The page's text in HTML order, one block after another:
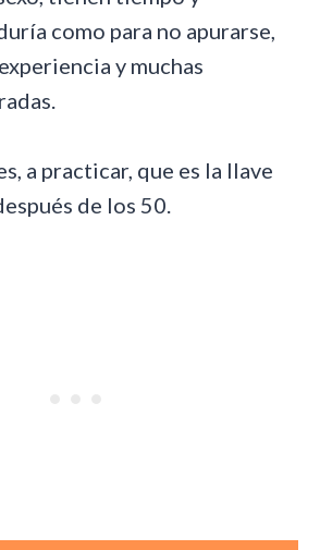
como para no apurarse,
y muchas
a practicar, que es la llave
de los 50.